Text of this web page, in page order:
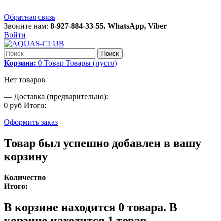
Обратная связь
Звоните нам: 8-927-884-33-55, WhatsApp, Viber
Войти
Поиск
Корзина: 0 Товар Товары (пусто)
Нет товаров
— Доставка (предварительно):
0 руб Итого:
Оформить заказ
Товар был успешно добавлен в вашу
корзину
Количество
Итого:
В корзине находится 0 товара. В